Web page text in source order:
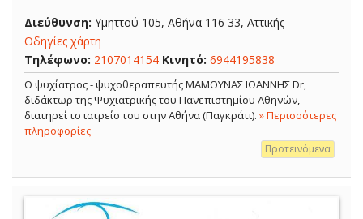
Διεύθυνση: Υμηττού 105, Αθήνα 116 33, Αττικής
Οδηγίες χάρτη
Τηλέφωνο: 2107014154 Κινητό: 6944195838
Ο ψυχίατρος - ψυχοθεραπευτής ΜΑΜΟΥΝΑΣ ΙΩΑΝΝΗΣ Dr,
διδάκτωρ της Ψυχιατρικής του Πανεπιστημίου Αθηνών,
διατηρεί το ιατρείο του στην Αθήνα (Παγκράτι). » Περισσότερες
πληροφορίες
Προτεινόμενα